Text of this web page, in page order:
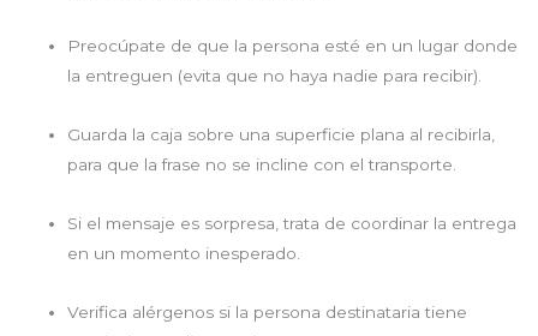
Preocúpate de que la persona esté en un lugar donde
la entreguen (evita que no haya nadie para recibir).
Guarda la caja sobre una superficie plana al recibirla,
para que la frase no se incline con el transporte.
Si el mensaje es sorpresa, trata de coordinar la entrega
en un momento inesperado.
Verifica alérgenos si la persona destinataria tiene